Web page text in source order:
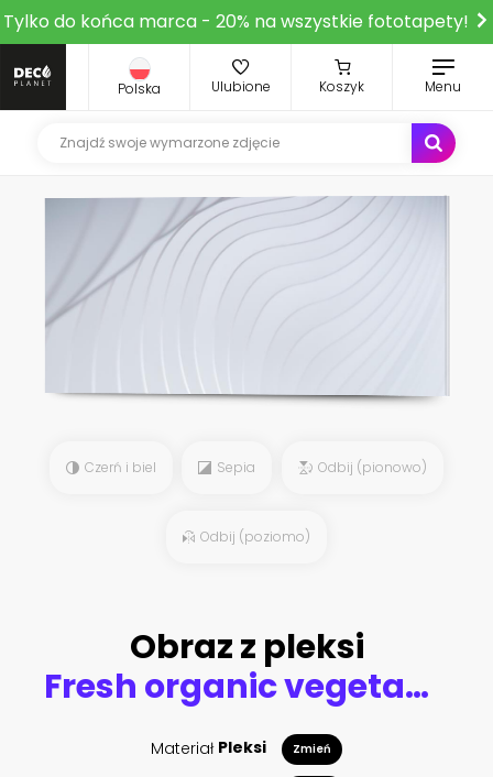
Tylko do końca marca - 20% na wszystkie fototapety!
Polska Ulubione Koszyk Menu
Czerń i biel Sepia Odbij (pionowo)
Odbij (poziomo)
Obraz z pleksi
Fresh organic vegetables in wicker basket in the garden
Materiał Pleksi Zmień